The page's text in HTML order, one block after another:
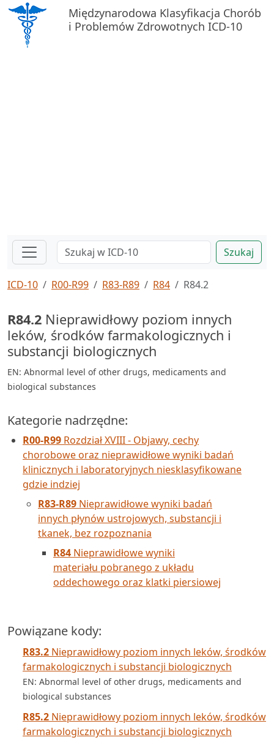
Międzynarodowa Klasyfikacja Chorób
i Problemów Zdrowotnych ICD-10
Szukaj
ICD-10 R00-R99 R83-R89 R84 R84.2
R84.2 Nieprawidłowy poziom innych
leków, środków farmakologicznych i
substancji biologicznych
EN: Abnormal level of other drugs, medicaments and
biological substances
Kategorie nadrzędne:
R00-R99 Rozdział XVIII - Objawy, cechy
chorobowe oraz nieprawidłowe wyniki badań
klinicznych i laboratoryjnych niesklasyfikowane
gdzie indziej
R83-R89 Nieprawidłowe wyniki badań
innych płynów ustrojowych, substancji i
tkanek, bez rozpoznania
R84 Nieprawidłowe wyniki
materiału pobranego z układu
oddechowego oraz klatki piersiowej
Powiązane kody:
R83.2 Nieprawidłowy poziom innych leków, środków
farmakologicznych i substancji biologicznych
EN: Abnormal level of other drugs, medicaments and
biological substances
R85.2 Nieprawidłowy poziom innych leków, środków
farmakologicznych i substancji biologicznych